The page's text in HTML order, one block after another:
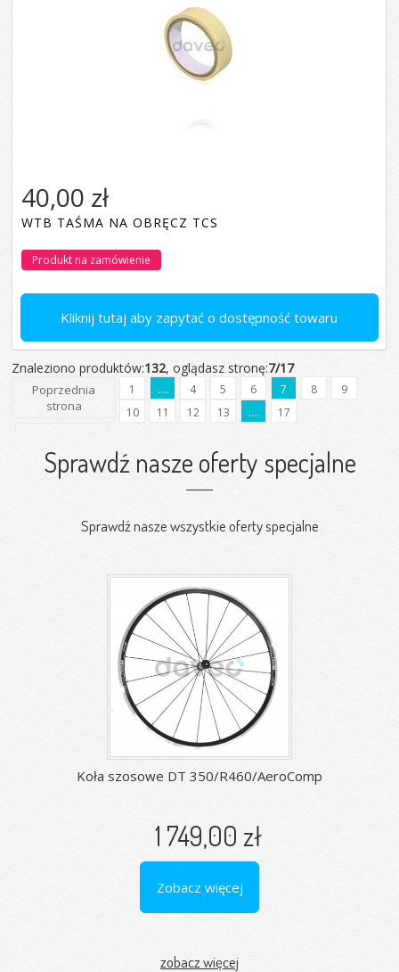
Kliknij tutaj aby zapytać o dostępność towaru
40,00 zł
WTB TAŚMA NA OBRĘCZ TCS
Produkt na zamówienie
Znaleziono produktów:132, oglądasz stronę:7/17
Poprzednia
strona
1 .... 4 5 6 7 8
9
10
11 12 13 .... 17
strona
Sprawdź nasze oferty specjalne
Sprawdź nasze wszystkie oferty specjalne
Koła szosowe DT 350/R460/AeroComp
1 749,00 zł
Zobacz więcej
zobacz więcej